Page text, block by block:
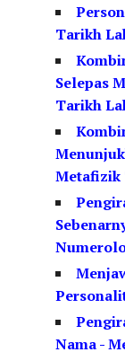
Tarikh
Selepas
Tarikh
Metafizik
Nama -